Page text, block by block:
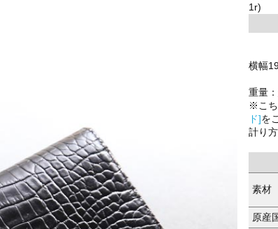
1r)
横幅
重量
※こち
ド]を
計り
素材
原産